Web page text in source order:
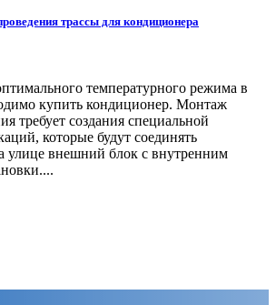
трассы для кондиционера
температурного режима в
купить кондиционер. Монтаж
требует создания специальной
которые будут соединять
улице внешний блок с внутренним